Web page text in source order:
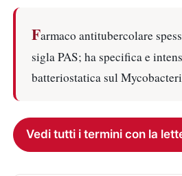
Farmaco antitubercolare
sigla PAS; ha specifica e
batteriostatica sul
Vedi tutti i termini con la